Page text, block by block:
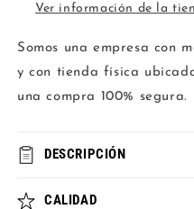
Ver información de la
Somos una empresa con
y con tienda física
una compra 100% segura.
DESCRIPCIÓN
CALIDAD